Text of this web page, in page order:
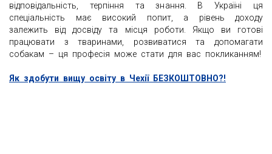
відповідальність, терпіння та знання. В Україні ця
спеціальність має високий попит, а рівень доходу
залежить від досвіду та місця роботи. Якщо ви готові
працювати з тваринами, розвиватися та допомагати
собакам – ця професія може стати для вас покликанням!
Як здобути вищу освіту в Чехії БЕЗКОШТОВНО?!